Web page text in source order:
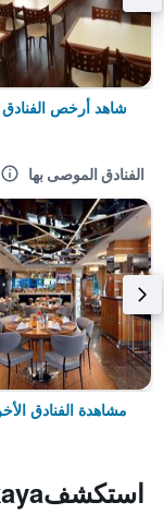
شاهد أرخص
الفنادق الموصى بها
مشاهدة الفنادق
استكشفCankaya, أنقرة